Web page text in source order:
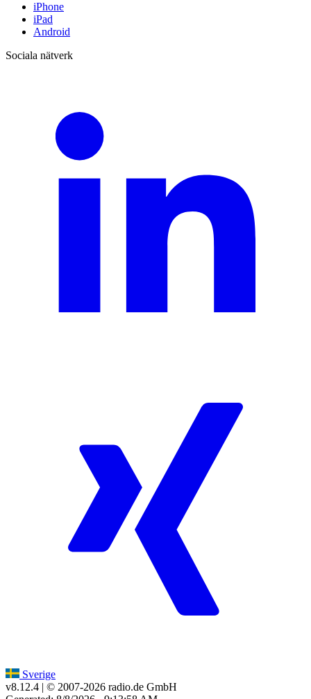
iPhone
iPad
Android
Sociala nätverk
Sverige
v8.12.4 | © 2007-2026 radio.de GmbH